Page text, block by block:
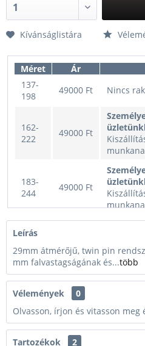
Kívánságlistára
Méret Ár
137-
198
49000 Ft Nincs
162-
222
49000 Ft
183-
244
49000 Ft
202-
262
Leírás
29mm átmérőjű, twin pin
mm falvastagságának és...több
Vélemények
0
Olvasson, írjon és vitasson meg
Tartozékok 2